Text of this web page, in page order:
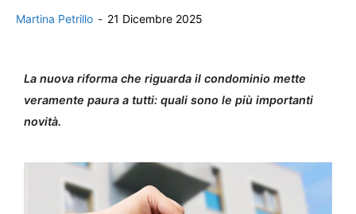
Martina Petrillo - 21 Dicembre 2025
La nuova riforma che riguarda il condominio mette
veramente paura a tutti: quali sono le più importanti
novità.